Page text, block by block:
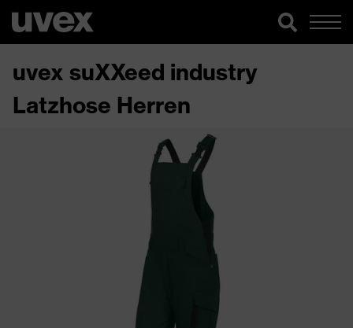
uvex suXXeed industry
Latzhose Herren